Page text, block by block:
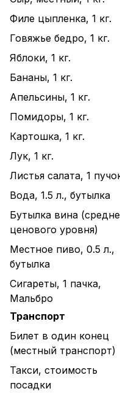
Филе цыпленка, 1 кг.
Говяжье бедро, 1 кг.
Яблоки, 1 кг.
Бананы, 1 кг.
Апельсины, 1 кг.
Помидоры, 1 кг.
Картошка, 1 кг.
Лук, 1 кг.
Листья салата, 1
Вода, 1.5 л., бутылка
Бутылка вина
ценового уровня)
Местное пиво, 0.5 л.,
бутылка
Сигареты, 1 пачка,
Мальбро
Транспорт
Билет в один конец
(местный транспорт)
Такси, стоимость
посадки